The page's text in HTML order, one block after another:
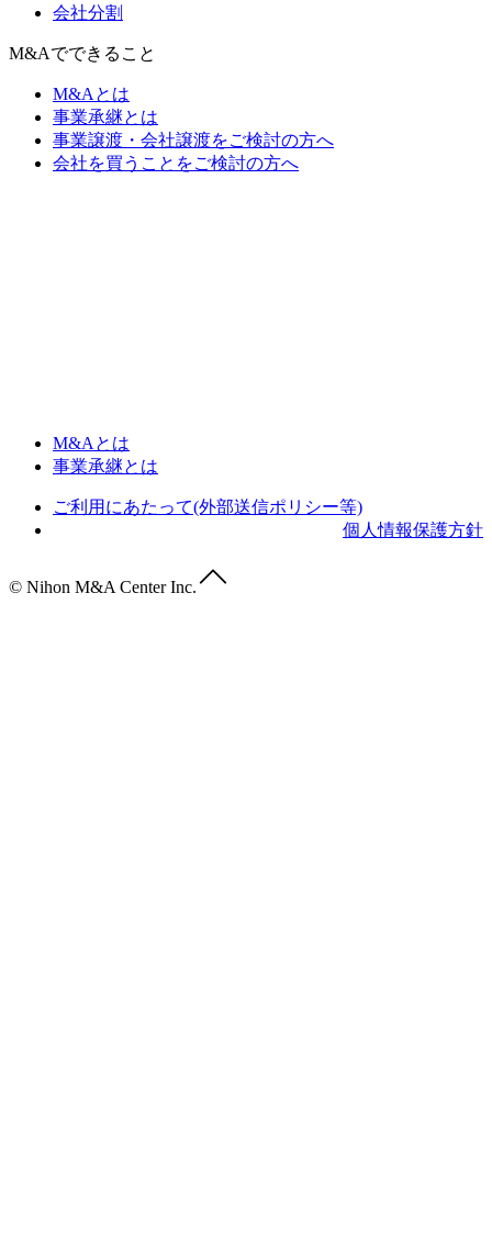
会社分割
M&Aでできること
M&Aとは
事業承継とは
事業譲渡・会社譲渡をご検討の方へ
会社を買うことをご検討の方へ
M&Aとは
事業承継とは
ご利用にあたって(外部送信ポリシー等)
個人情報保護方針
© Nihon M&A Center Inc.